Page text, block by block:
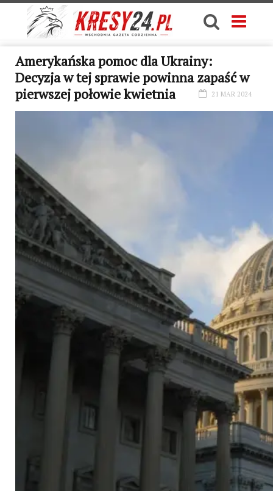
Amerykańska pomoc dla Ukrainy:
Decyzja w tej sprawie powinna zapaść w
pierwszej połowie kwietnia
21 MAR 2024